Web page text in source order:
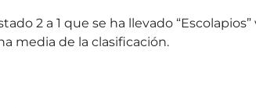
2 a 1 que se ha llevado
media de la clasificación.